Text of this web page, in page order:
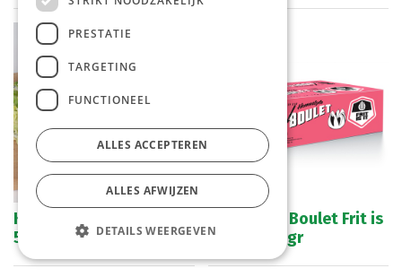
Kaaskroketten E.M. 27 x
50 gr
Gehaktbal Boulet Frit is
it 24 x 140 gr
PRESTATIE
TARGETING
FUNCTIONEEL
ALLES ACCEPTEREN
ALLES AFWIJZEN
DETAILS WEERGEVEN